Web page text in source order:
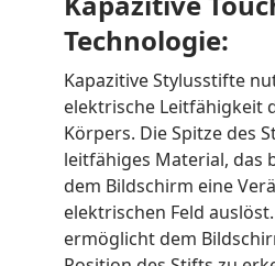
Technologie:
Kapazitive Stylusstifte
elektrische Leitfähigkeit
Körpers. Die Spitze des
leitfähiges Material, das
dem Bildschirm eine
elektrischen Feld
ermöglicht dem